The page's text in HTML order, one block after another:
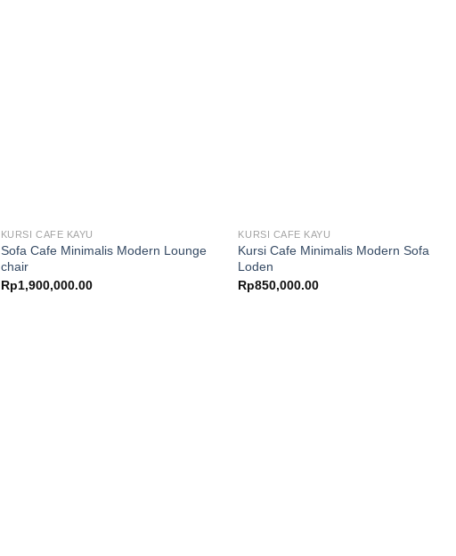
KURSI CAFE KAYU
Sofa Cafe Minimalis Modern Lounge
chair
Rp1,900,000.00
KURSI CAFE KAYU
Kursi Cafe Minimalis Modern Sofa
Loden
Rp850,000.00